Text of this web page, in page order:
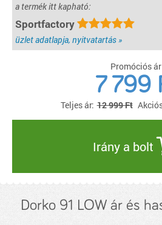
a termék itt kapható:
Sportfactory
üzlet adatlapja, nyitvatartás »
Promóciós ár
7 799
Teljes ár: 12 999 Ft
Irány a bolt
Dorko 91 LOW ár és